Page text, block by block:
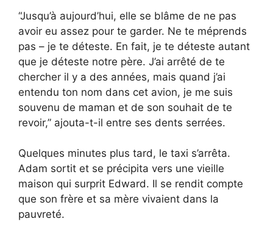
“Jusqu’à aujourd’hui, elle se blâme de ne pas
avoir eu assez pour te garder. Ne te méprends
pas – je te déteste. En fait, je te déteste autant
que je déteste notre père. J’ai arrêté de te
chercher il y a des années, mais quand j’ai
entendu ton nom dans cet avion, je me suis
souvenu de maman et de son souhait de te
revoir,” ajouta-t-il entre ses dents serrées.
Quelques minutes plus tard, le taxi s’arrêta.
Adam sortit et se précipita vers une vieille
maison qui surprit Edward. Il se rendit compte
que son frère et sa mère vivaient dans la
pauvreté.